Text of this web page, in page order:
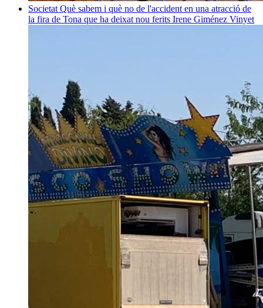
Societat Què sabem i què no de l'accident en una atracció de
la fira de Tona que ha deixat nou ferits Irene Giménez Vinyet